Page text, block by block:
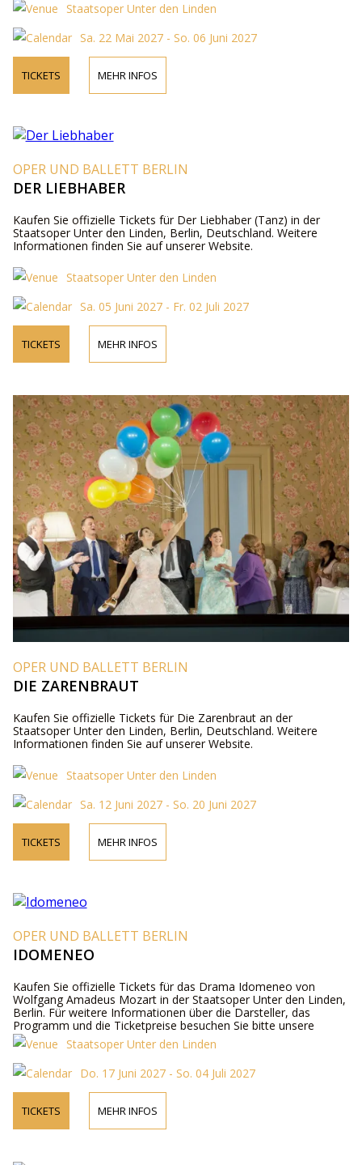
Staatsoper Unter den Linden
Sa. 22 Mai 2027 - So. 06 Juni 2027
TICKETS MEHR INFOS
OPER UND BALLETT BERLIN
DER LIEBHABER
Kaufen Sie offizielle Tickets für Der Liebhaber (Tanz) in der
Staatsoper Unter den Linden, Berlin, Deutschland. Weitere
Informationen finden Sie auf unserer Website.
Staatsoper Unter den Linden
Sa. 05 Juni 2027 - Fr. 02 Juli 2027
TICKETS MEHR INFOS
OPER UND BALLETT BERLIN
DIE ZARENBRAUT
Kaufen Sie offizielle Tickets für Die Zarenbraut an der
Staatsoper Unter den Linden, Berlin, Deutschland. Weitere
Informationen finden Sie auf unserer Website.
Staatsoper Unter den Linden
Sa. 12 Juni 2027 - So. 20 Juni 2027
TICKETS MEHR INFOS
OPER UND BALLETT BERLIN
IDOMENEO
Kaufen Sie offizielle Tickets für das Drama Idomeneo von
Wolfgang Amadeus Mozart in der Staatsoper Unter den Linden,
Berlin. Für weitere Informationen über die Darsteller, das
Programm und die Ticketpreise besuchen Sie bitte unsere
Website oder kontaktieren Sie uns telefonisch.
Staatsoper Unter den Linden
Do. 17 Juni 2027 - So. 04 Juli 2027
TICKETS MEHR INFOS